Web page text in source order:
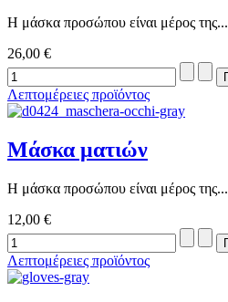
Η μάσκα προσώπου είναι μέρος της...
26,00 €
Λεπτομέρειες προϊόντος
Μάσκα ματιών
Η μάσκα προσώπου είναι μέρος της...
12,00 €
Λεπτομέρειες προϊόντος